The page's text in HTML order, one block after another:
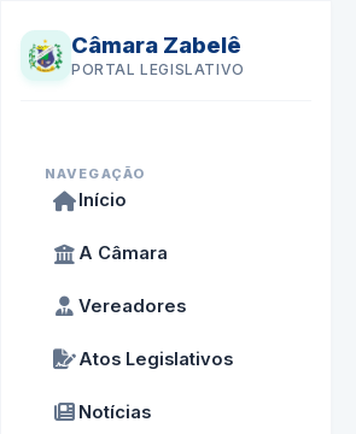
Câmara Zabelê
PORTAL LEGISLATIVO
NAVEGAÇÃO
Início
A Câmara
Vereadores
Atos Legislativos
Notícias